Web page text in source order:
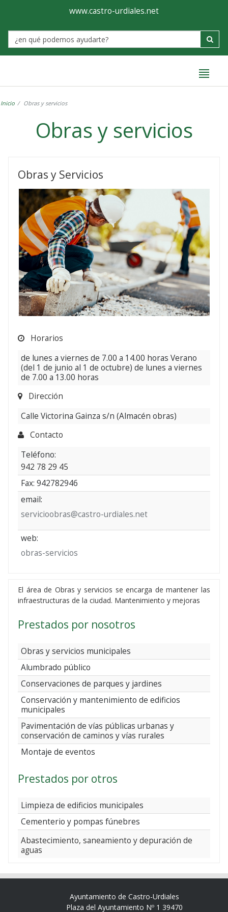
Ayuntamiento
de
Castro-
www.castro-urdiales.net
Label
Inicio Obras y servicios
Obras y servicios
servicios
Obras y Servicios
Horarios
de lunes a viernes de 7.00 a 14.00 horas Verano
(del 1 de junio al 1 de octubre) de lunes a viernes
de 7.00 a 13.00 horas
Dirección
Calle Victorina Gainza s/n (Almacén obras)
Contacto
Teléfono:
942 78 29 45
Fax: 942782946
email:
servicioobras@castro-urdiales.net
web:
obras-servicios
El área de Obras y servicios se encarga de mantener las
infraestructuras de la ciudad. Mantenimiento y mejoras
Prestados por nosotros
Obras y servicios municipales
Alumbrado público
Conservaciones de parques y jardines
Conservación y mantenimiento de edificios
municipales
Pavimentación de vías públicas urbanas y
conservación de caminos y vías rurales
Montaje de eventos
Prestados por otros
Limpieza de edificios municipales
Cementerio y pompas fúnebres
Abastecimiento, saneamiento y depuración de
aguas
Ayuntamiento de Castro-Urdiales
Plaza del Ayuntamiento Nº 1 39470